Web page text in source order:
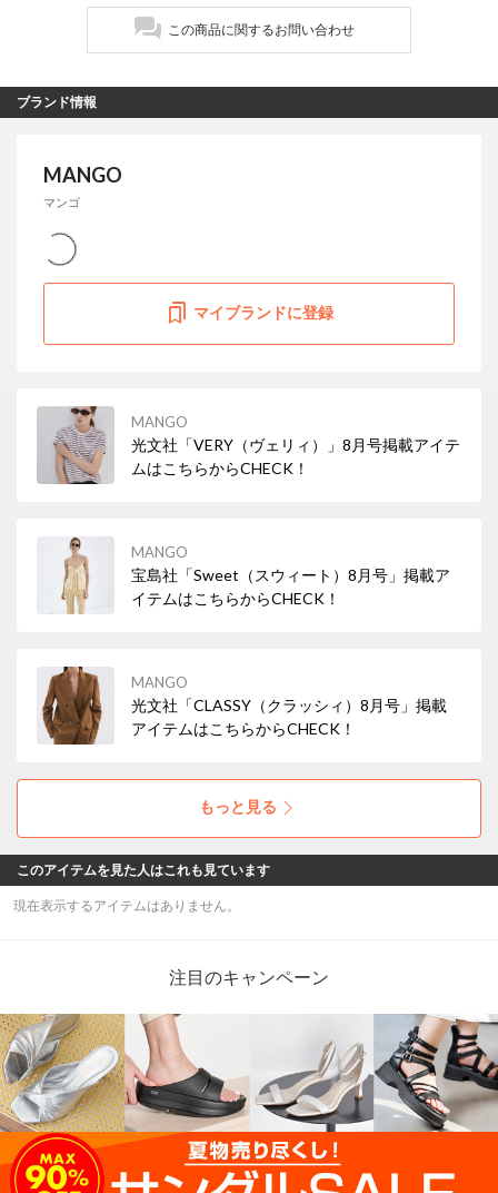
この商品に関するお問い合わせ
ブランド情報
MANGO
マンゴ
マイブランドに登録
MANGO
光文社「VERY（ヴェリィ）」8月号掲載アイテ
ムはこちらからCHECK！
MANGO
宝島社「Sweet（スウィート）8月号」掲載ア
イテムはこちらからCHECK！
MANGO
光文社「CLASSY（クラッシィ）8月号」掲載
アイテムはこちらからCHECK！
もっと見る
このアイテムを見た人はこれも見ています
現在表示するアイテムはありません。
注目のキャンペーン